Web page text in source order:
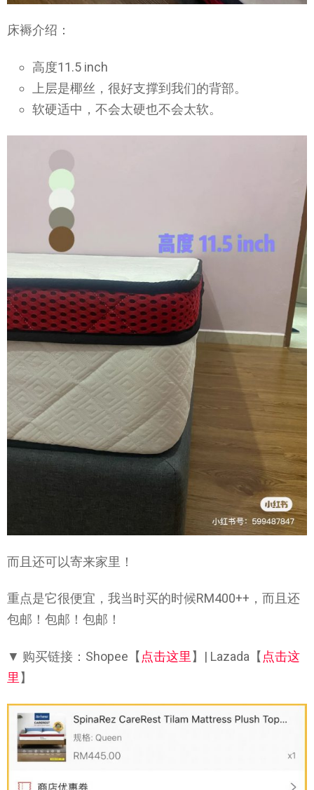
床褥介绍：
高度11.5 inch
上层是椰丝，很好支撑到我们的背部。
软硬适中，不会太硬也不会太软。
而且还可以寄来家里！
重点是它很便宜，我当时买的时候RM400++，而且还
包邮！包邮！包邮！
▼ 购买链接：Shopee【点击这里】| Lazada【点击这
里】